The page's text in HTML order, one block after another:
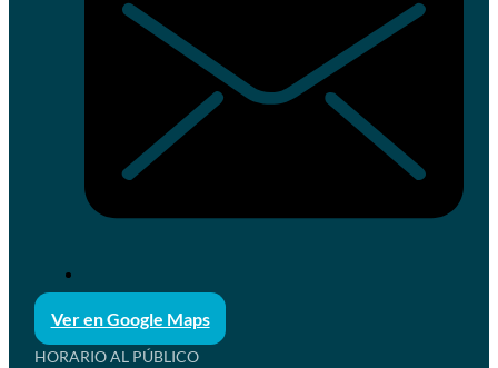
Ver en Google Maps
HORARIO AL PÚBLICO